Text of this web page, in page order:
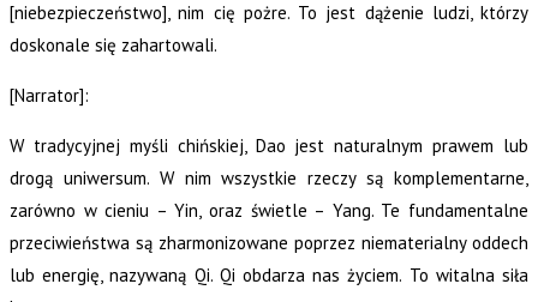
[niebezpieczeństwo], nim cię pożre. To jest dążenie ludzi, którzy
doskonale się zahartowali.
[Narrator]:
W tradycyjnej myśli chińskiej, Dao jest naturalnym prawem lub
drogą uniwersum. W nim wszystkie rzeczy są komplementarne,
zarówno w cieniu – Yin, oraz świetle – Yang. Te fundamentalne
przeciwieństwa są zharmonizowane poprzez niematerialny oddech
lub energię, nazywaną Qi. Qi obdarza nas życiem. To witalna siła